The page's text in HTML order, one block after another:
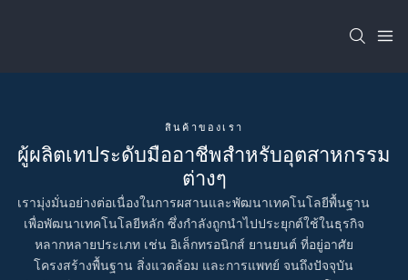
สินค้าของเรา
ผู้ผลิตเทประดับมืออาชีพสำหรับอุตสาหกรรม
ต่างๆ
เรามุ่งมั่นอย่างต่อเนื่องในการผสานและพัฒนาเทคโนโลยีพื้นฐาน
เพื่อพัฒนาเทคโนโลยีหลัก ซึ่งกำลังถูกนำไปประยุกต์ใช้ในธุรกิจ
หลากหลายประเภท เช่น อิเล็กทรอนิกส์ ยานยนต์ ที่อยู่อาศัย
โครงสร้างพื้นฐาน สิ่งแวดล้อม และการแพทย์ จนถึงปัจจุบัน